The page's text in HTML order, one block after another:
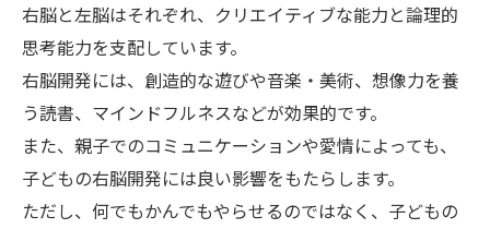
右脳と左脳はそれぞれ、クリエイティブな能力と論理的
思考能力を支配しています。
右脳開発には、創造的な遊びや音楽・美術、想像力を養
う読書、マインドフルネスなどが効果的です。
また、親子でのコミュニケーションや愛情によっても、
子どもの右脳開発には良い影響をもたらします。
ただし、何でもかんでもやらせるのではなく、子どもの